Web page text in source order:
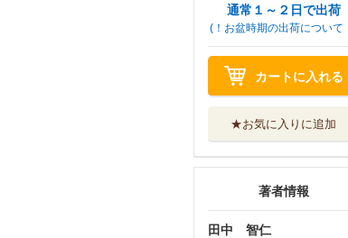
通常１～２日で出荷
(！お盆時期の出荷について
カートに入れる
★お気に入りに追加
著者情報
田中 智仁